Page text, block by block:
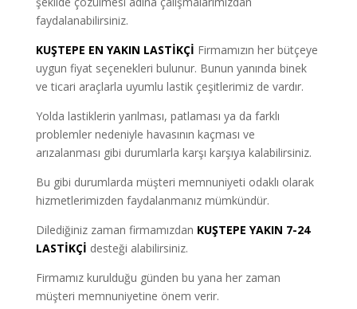
faydalanabilirsiniz.
KUŞTEPE EN YAKIN LASTİKÇİ Firmamızın her bütçeye
uygun fiyat seçenekleri bulunur. Bunun yanında binek
ve ticari araçlarla uyumlu lastik çeşitlerimiz de vardır.
Yolda lastiklerin yarılması, patlaması ya da farklı
problemler nedeniyle havasının kaçması ve
arızalanması gibi durumlarla karşı karşıya kalabilirsiniz.
Bu gibi durumlarda müşteri memnuniyeti odaklı olarak
hizmetlerimizden faydalanmanız mümkündür.
Dilediğiniz zaman firmamızdan KUŞTEPE YAKIN 7-24
LASTİKÇİ desteği alabilirsiniz.
Firmamız kurulduğu günden bu yana her zaman
müşteri memnuniyetine önem verir.